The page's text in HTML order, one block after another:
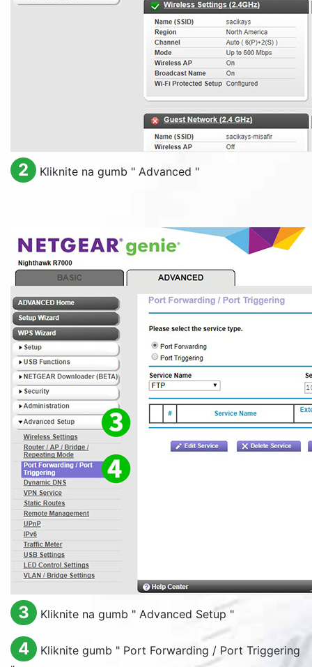
2 Kliknite na gumb " Advanced "
3 Kliknite na gumb " Advanced Setup "
4 Kliknite gumb " Port Forwarding / Port Triggering